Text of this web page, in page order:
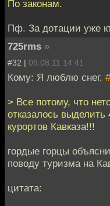
По законам.
Пф. За дотации уже
725rms »
#32 | 09.08.11 14:41
Кому: Я люблю снег,
> Все потому, что
отказалось
курортов Кавказа!!!
гордые горцы
поводу туризма на
цитата: